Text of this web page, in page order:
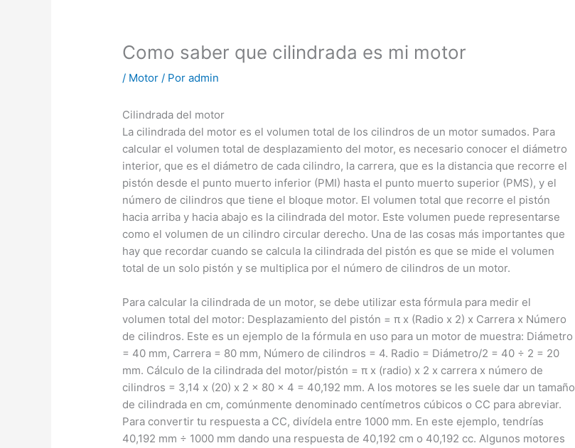
Como saber que cilindrada es mi motor
/ Motor / Poradmin
Cilindrada del motor
La cilindrada del motor es el volumen total de los cilindros de un motor sumados. Para
calcular el volumen total de desplazamiento del motor, es necesario conocer el diámetro
interior, que es el diámetro de cada cilindro, la carrera, que es la distancia que recorre el
pistón desde el punto muerto inferior (PMI) hasta el punto muerto superior (PMS), y el
número de cilindros que tiene el bloque motor. El volumen total que recorre el pistón
hacia arriba y hacia abajo es la cilindrada del motor. Este volumen puede representarse
como el volumen de un cilindro circular derecho. Una de las cosas más importantes que
hay que recordar cuando se calcula la cilindrada del pistón es que se mide el volumen
total de un solo pistón y se multiplica por el número de cilindros de un motor.
Para calcular la cilindrada de un motor, se debe utilizar esta fórmula para medir el
volumen total del motor: Desplazamiento del pistón = π x (Radio x 2) x Carrera x Número
de cilindros. Este es un ejemplo de la fórmula en uso para un motor de muestra: Diámetro
= 40 mm, Carrera = 80 mm, Número de cilindros = 4. Radio = Diámetro/2 = 40 ÷ 2 = 20
mm. Cálculo de la cilindrada del motor/pistón = π x (radio) x 2 x carrera x número de
cilindros = 3,14 x (20) x 2 x 80 x 4 = 40,192 mm. A los motores se les suele dar un tamaño
de cilindrada en cm, comúnmente denominado centímetros cúbicos o CC para abreviar.
Para convertir tu respuesta a CC, divídela entre 1000 mm. En este ejemplo, tendrías
40,192 mm ÷ 1000 mm dando una respuesta de 40,192 cm o 40,192 cc. Algunos motores